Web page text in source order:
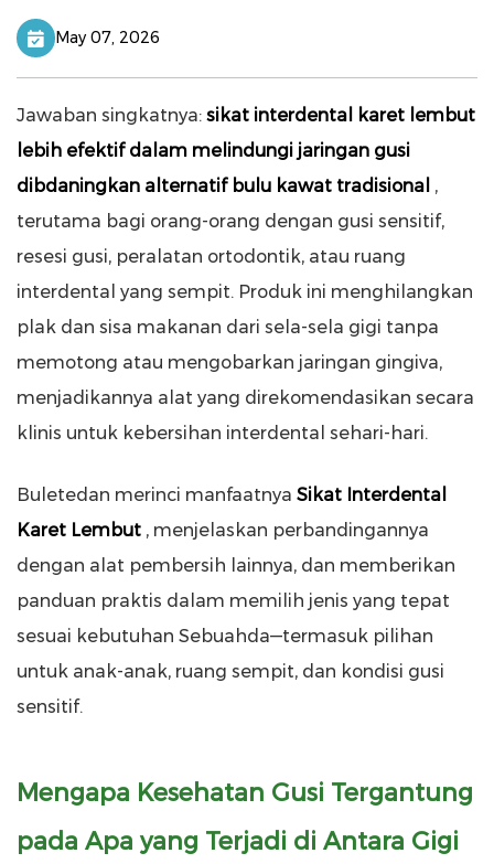
May 07, 2026
Jawaban singkatnya: sikat interdental karet lembut
lebih efektif dalam melindungi jaringan gusi
dibdaningkan alternatif bulu kawat tradisional ,
terutama bagi orang-orang dengan gusi sensitif,
resesi gusi, peralatan ortodontik, atau ruang
interdental yang sempit. Produk ini menghilangkan
plak dan sisa makanan dari sela-sela gigi tanpa
memotong atau mengobarkan jaringan gingiva,
menjadikannya alat yang direkomendasikan secara
klinis untuk kebersihan interdental sehari-hari.
Buletedan merinci manfaatnya Sikat Interdental
Karet Lembut , menjelaskan perbandingannya
dengan alat pembersih lainnya, dan memberikan
panduan praktis dalam memilih jenis yang tepat
sesuai kebutuhan Sebuahda—termasuk pilihan
untuk anak-anak, ruang sempit, dan kondisi gusi
sensitif.
Mengapa Kesehatan Gusi Tergantung
pada Apa yang Terjadi di Antara Gigi